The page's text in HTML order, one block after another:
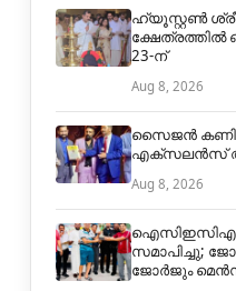
ഹ്യൂസ്റ്റൺ
23-ന്
Aug 8, 2026
സൈജൻ
എക്സലൻസ്
Aug 8, 2026
സമാപിച്ചു;
ജോർജും